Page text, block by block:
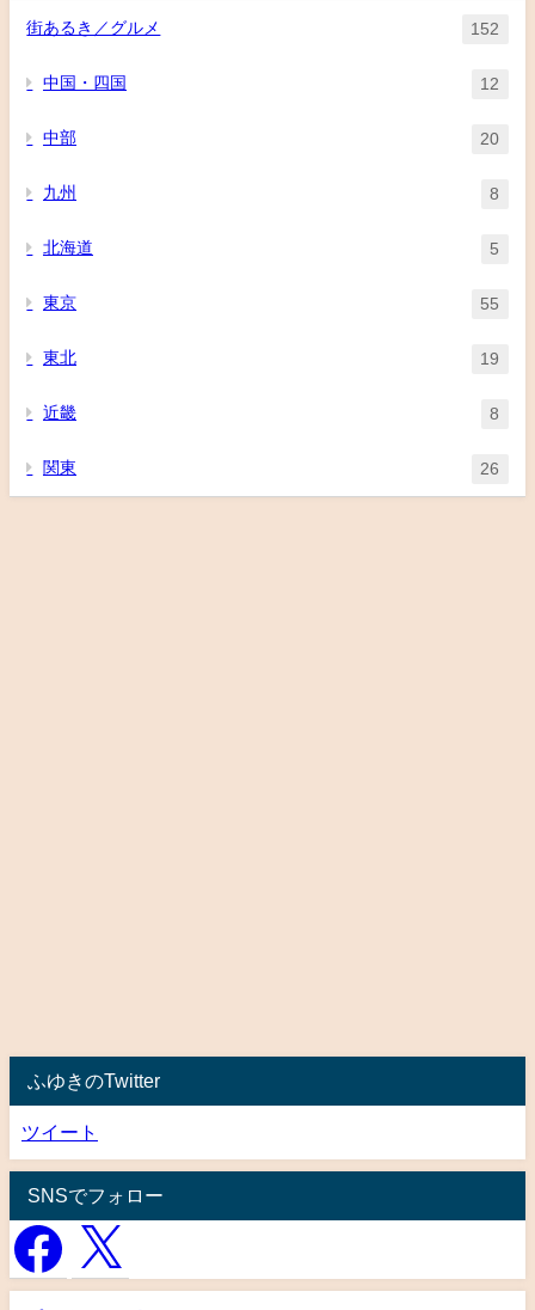
街あるき／グルメ 152
中国・四国 12
中部 20
九州 8
北海道 5
東京 55
東北 19
近畿 8
関東 26
ふゆきのTwitter
ツイート
SNSでフォロー